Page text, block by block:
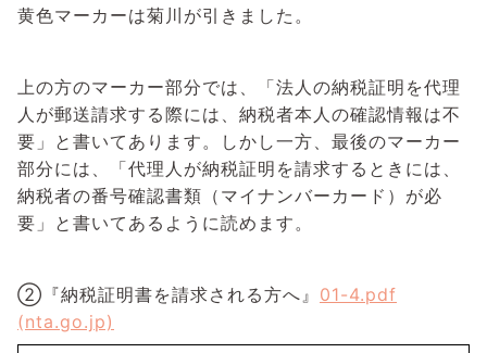
黄色マーカーは菊川が引きました。
上の方のマーカー部分では、「法人の納税証明を代理
人が郵送請求する際には、納税者本人の確認情報は不
要」と書いてあります。しかし一方、最後のマーカー
部分には、「代理人が納税証明を請求するときには、
納税者の番号確認書類（マイナンバーカード）が必
要」と書いてあるように読めます。
②『納税証明書を請求される方へ』 01-4.pdf
(nta.go.jp)